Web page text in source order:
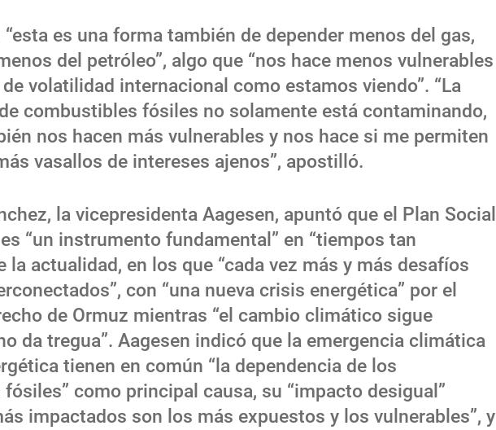
es una forma también de depender menos del gas,
del petróleo”, algo que “nos hace menos vulnerables
volatilidad internacional como estamos viendo”. “La
combustibles fósiles no solamente está contaminando,
nos hacen más vulnerables y nos hace si me permiten
vasallos de intereses ajenos”, apostilló.
la vicepresidenta Aagesen, apuntó que el Plan Social
“un instrumento fundamental” en “tiempos tan
la actualidad, en los que “cada vez más y más desafíos
con “una nueva crisis energética” por el
de Ormuz mientras “el cambio climático sigue
da tregua”. Aagesen indicó que la emergencia climática
tienen en común “la dependencia de los
como principal causa, su “impacto desigual”
impactados son los más expuestos y los vulnerables”, y